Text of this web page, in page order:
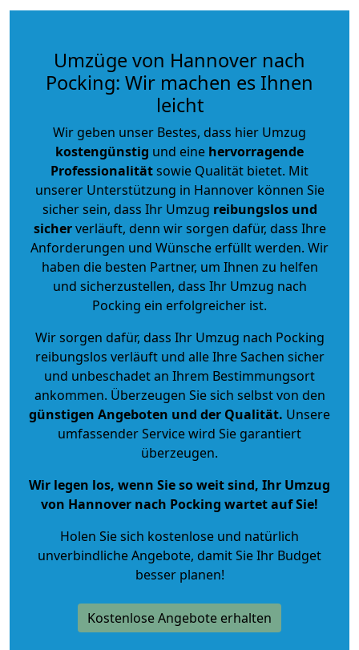
Umzüge von Hannover nach
Pocking: Wir machen es Ihnen
leicht
Wir geben unser Bestes, dass hier Umzug
kostengünstig und eine hervorragende
Professionalitätsowie Qualität bietet. Mit
unserer Unterstützung in Hannover können Sie
sicher sein, dass Ihr Umzug reibungslos und
sicherverläuft, denn wir sorgen dafür, dass Ihre
Anforderungen und Wünsche erfüllt werden. Wir
haben die besten Partner, um Ihnen zu helfen
und sicherzustellen, dass Ihr Umzug nach
Pocking ein erfolgreicher ist.
Wir sorgen dafür, dass Ihr Umzug nach Pocking
reibungslos verläuft und alle Ihre Sachen sicher
und unbeschadet an Ihrem Bestimmungsort
ankommen. Überzeugen Sie sich selbst von den
günstigen Angeboten und der Qualität. Unsere
umfassender Service wird Sie garantiert
überzeugen.
Wir legen los, wenn Sie so weit sind, Ihr Umzug
von Hannover nach Pocking wartet auf Sie!
Holen Sie sich kostenlose und natürlich
unverbindliche Angebote, damit Sie Ihr Budget
besser planen!
Kostenlose Angebote erhalten